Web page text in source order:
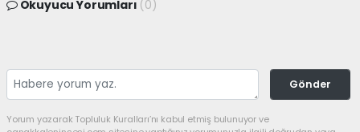
Okuyucu Yorumları (0)
Gönder
Yorum yazarak Topluluk Kuralları’nı kabul etmiş bulunuyor ve